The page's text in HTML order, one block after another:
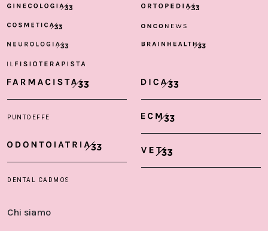
Chi siamo